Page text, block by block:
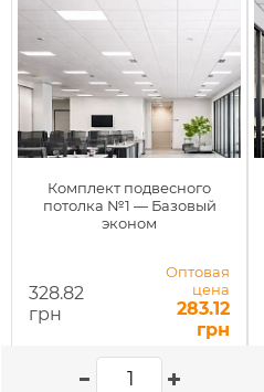
Комплект подвесного
потолка №1 — Базовый
эконом
328.82
грн
Оптовая
цена
283.12
грн